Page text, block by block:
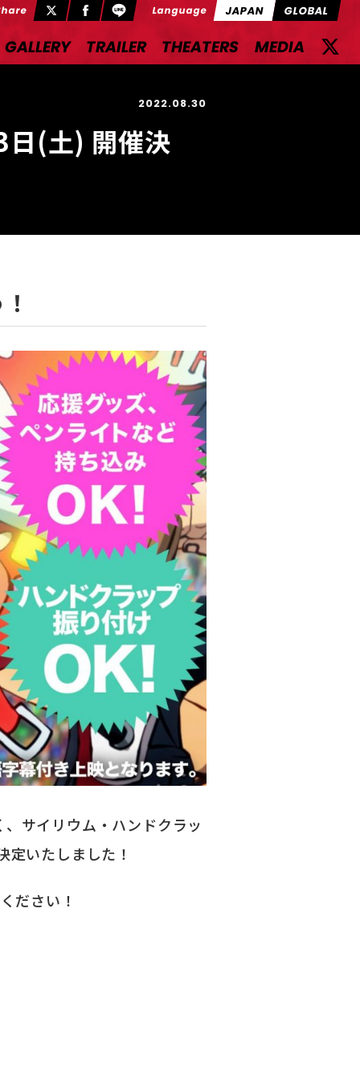
Language JAPAN GLOBAL
GALLERY TRAILER THEATERS MEDIA
2022.08.30
日(土) 開催決
サイリウム・ハンドクラッ
いたしました！
ださい！